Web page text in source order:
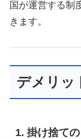
国が運営する制
きます。
デメリッ
1. 掛け捨て